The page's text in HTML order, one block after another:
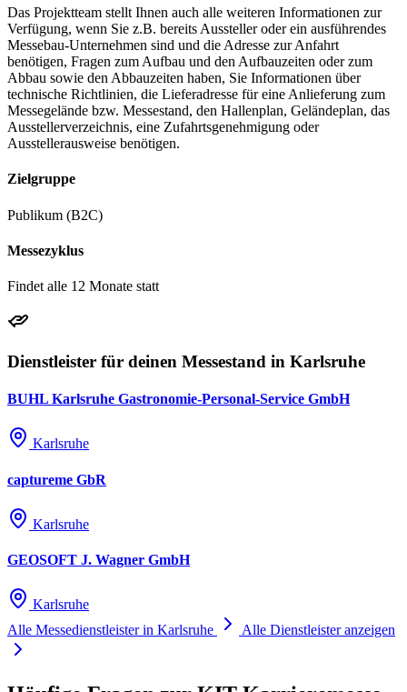
Das Projektteam stellt Ihnen auch alle weiteren Informationen zur
Verfügung, wenn Sie z.B. bereits Aussteller oder ein ausführendes
Messebau-Unternehmen sind und die Adresse zur Anfahrt
benötigen, Fragen zum Aufbau und den Aufbauzeiten oder zum
Abbau sowie den Abbauzeiten haben, Sie Informationen über
technische Richtlinien, die Lieferadresse für eine Anlieferung zum
Messegelände bzw. Messestand, den Hallenplan, Geländeplan, das
Ausstellerverzeichnis, eine Zufahrtsgenehmigung oder
Ausstellerausweise benötigen.
Zielgruppe
Publikum (B2C)
Messezyklus
Findet alle 12 Monate statt
Dienstleister für deinen Messestand in Karlsruhe
BUHL Karlsruhe Gastronomie-Personal-Service GmbH
Karlsruhe
captureme GbR
Karlsruhe
GEOSOFT J. Wagner GmbH
Karlsruhe
Alle Messedienstleister in Karlsruhe
Alle Dienstleister anzeigen